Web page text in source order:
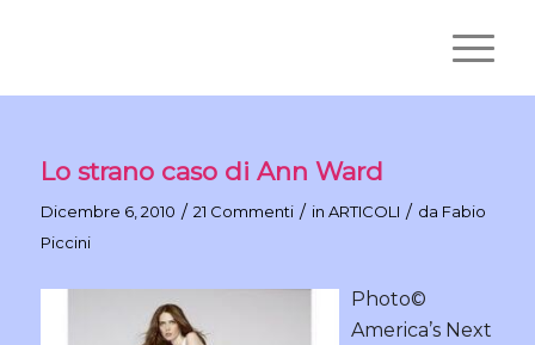
Lo strano caso di Ann Ward
Dicembre 6, 2010 / 21 Commenti / in ARTICOLI / da Fabio
Piccini
Photo©
America’s Next